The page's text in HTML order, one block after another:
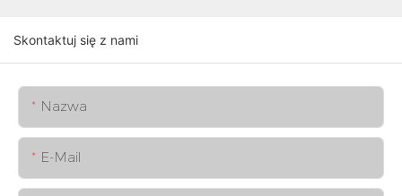
Skontaktuj się z nami
Nazwa
E-Mail